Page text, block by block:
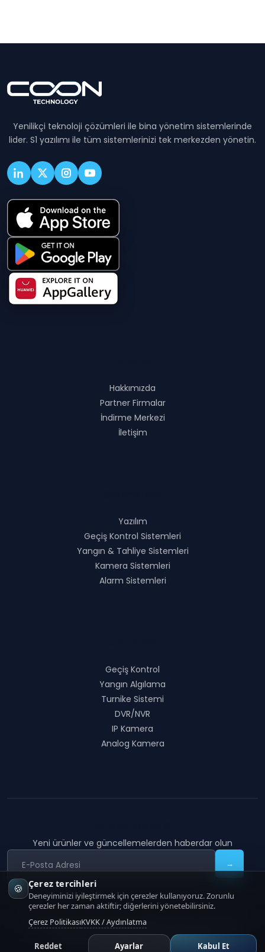
Yenilikçi teknoloji çözümleri ile bina yönetim sistemlerinde
lider. S1 yazılımı ile tüm sistemlerinizi tek merkezden yönetin.
Hakkımızda
Partner Firmalar
İndirme Merkezi
İletişim
Yazılım
Geçiş Kontrol Sistemleri
Yangın & Tahliye Sistemleri
Kamera Sistemleri
Alarm Sistemleri
Geçiş Kontrol
Yangın Algılama
Turnike Sistemi
DVR/NVR
IP Kamera
Analog Kamera
Yeni ürünler ve güncellemelerden haberdar olun
→
COON TECHNOLOGY|Copyright2026
KVKK Aydınlatma
Çerez Politikası
🍪 Çerez tercihleri
Deneyiminizi iyileştirmek için çerezler kullanıyoruz. Zorunlu
çerezler her zaman aktiftir; diğerlerini yönetebilirsiniz.
Çerez PolitikasıKVKK / Aydınlatma
Reddet Ayarlar Kabul Et